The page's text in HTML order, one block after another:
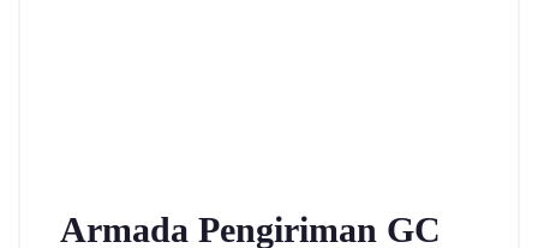
Armada Pengiriman GC